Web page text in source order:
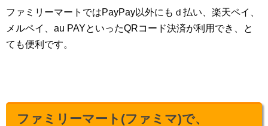
ファミリーマートではPayPay以外にもｄ払い、楽天ペイ、
メルペイ、au PAYといったQRコード決済が利用でき、と
ても便利です。
ファミリーマート(ファミマ)で、